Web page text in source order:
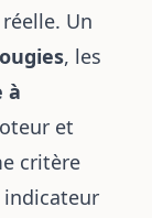
Un
, les
à
et
critère